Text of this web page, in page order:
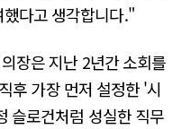
다고 생각합니다."
장은 지난 2년간 소회를
후 가장 먼저 설정한 '시
슬로건처럼 성실한 직무